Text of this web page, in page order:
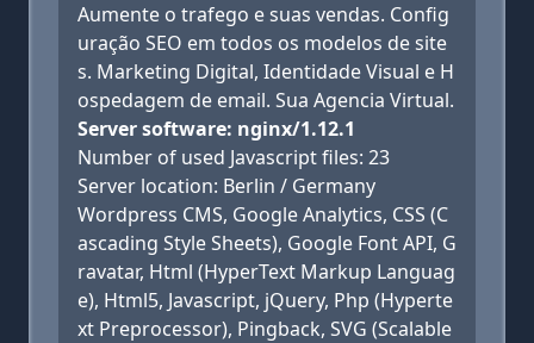
Aumente o trafego e suas vendas. Config
uração SEO em todos os modelos de site
s. Marketing Digital, Identidade Visual e H
ospedagem de email. Sua Agencia Virtual.
Server software: nginx/1.12.1
Number of used Javascript files: 23
Server location: Berlin / Germany
Wordpress CMS, Google Analytics, CSS (C
ascading Style Sheets), Google Font API, G
ravatar, Html (HyperText Markup Languag
e), Html5, Javascript, jQuery, Php (Hyperte
xt Preprocessor), Pingback, SVG (Scalable